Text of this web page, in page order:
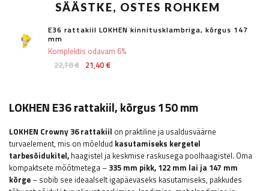
SÄÄSTKE, OSTES ROHKEM
E36 rattakiil LOKHEN kinnitusklambriga, kõrgus 147
mm
22,78 € 21,40 €
Komplektis odavam 6%
LOKHEN E36 rattakiil, kõrgus 150 mm
LOKHEN Crowny 36 rattakiil on praktiline ja usaldusväärne
turvaelement, mis on mõeldud kasutamiseks kergetel
tarbesõidukitel, haagistel ja keskmise raskusega poolhaagistel. Oma
kompaktsete mõõtmetega – 335 mm pikk, 122 mm lai ja 147 mm
kõrge– sobib see ideaalselt igapäevaseks kasutamiseks, pakkudes